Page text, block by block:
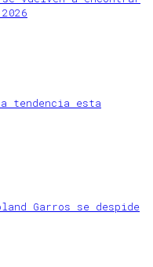
tendencia esta
Garros se despide